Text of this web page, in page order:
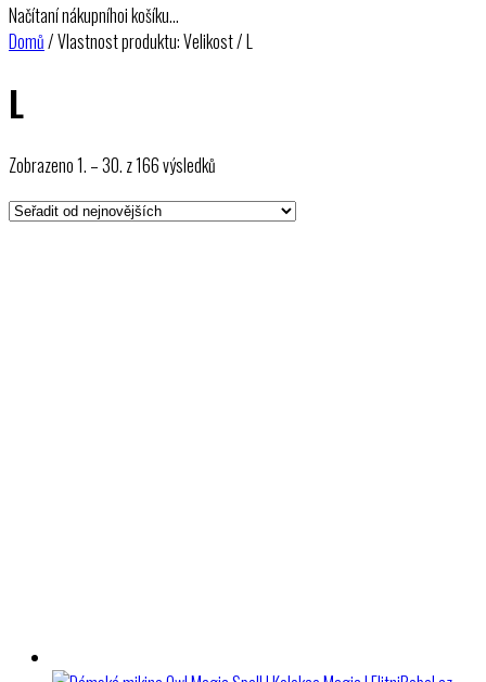
Načítaní nákupníhoi košíku…
Domů/ Vlastnost produktu: Velikost / L
L
Zobrazeno 1. – 30. z 166 výsledků
nejnovějších